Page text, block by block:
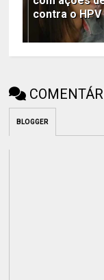
contra o HPV
BLOGGER